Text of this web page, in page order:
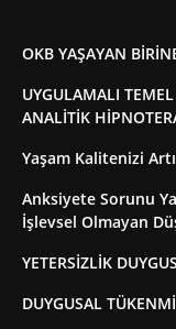
OKB YAŞAYAN
UYGULAMALI
ANALİTİK
Yaşam Kalitenizi
Anksiyete Sorunu
İşlevsel Olmayan
YETERSİZLİK
DUYGUSAL